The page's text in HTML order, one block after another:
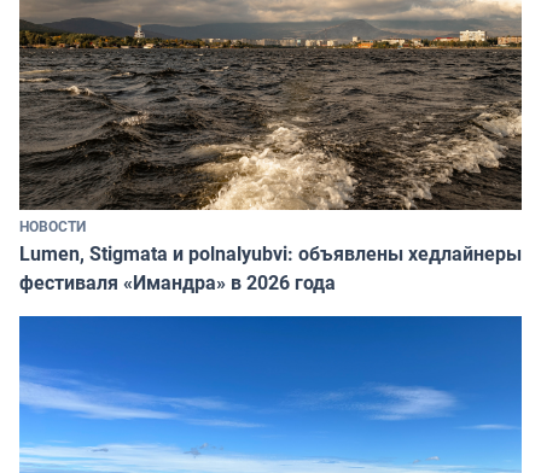
НОВОСТИ
Lumen, Stigmata и polnalyubvi: объявлены хедлайнеры
фестиваля «Имандра» в 2026 года